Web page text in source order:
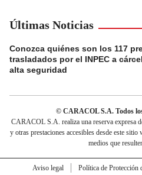
Últimas Noticias
Conozca quiénes son los 117
trasladados por el INPEC a
alta seguridad
© CARACOL S.A. Todos
CARACOL S.A. realiza una reserva expresa
y otras prestaciones accesibles desde este
medios que
Aviso legal Política de Protección